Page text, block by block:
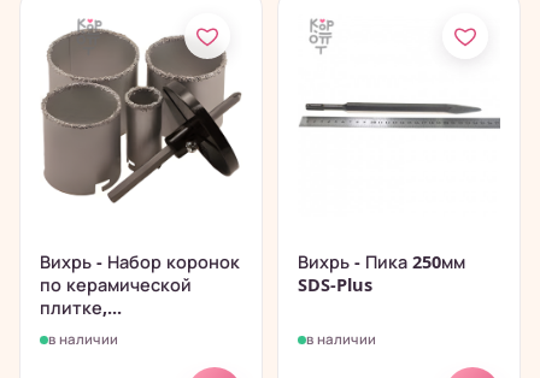
Вихрь - Набор коронок
по керамической
плитке,...
в наличии
Вихрь - Пика 250мм
SDS-Plus
в наличии